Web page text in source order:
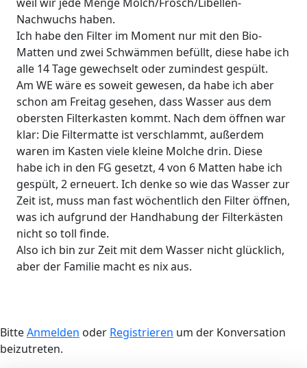
Nachwuchs haben.
Ich habe den Filter im Moment nur mit den Bio-
Matten und zwei Schwämmen befüllt, diese habe ich
alle 14 Tage gewechselt oder zumindest gespült.
Am WE wäre es soweit gewesen, da habe ich aber
schon am Freitag gesehen, dass Wasser aus dem
obersten Filterkasten kommt. Nach dem öffnen war
klar: Die Filtermatte ist verschlammt, außerdem
waren im Kasten viele kleine Molche drin. Diese
habe ich in den FG gesetzt, 4 von 6 Matten habe ich
gespült, 2 erneuert. Ich denke so wie das Wasser zur
Zeit ist, muss man fast wöchentlich den Filter öffnen,
was ich aufgrund der Handhabung der Filterkästen
nicht so toll finde.
Also ich bin zur Zeit mit dem Wasser nicht glücklich,
aber der Familie macht es nix aus.
BitteAnmelden oder Registrieren um der Konversation
beizutreten.